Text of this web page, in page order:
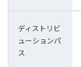
ディストリビ
ューションパ
ス